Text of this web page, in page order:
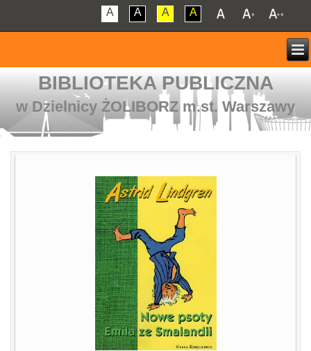
A A A A
BIBLIOTEKA PUBLICZNA
w Dzielnicy ŻOLIBORZ m.st. Warszawy